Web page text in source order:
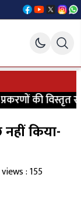
की विस्तृत
किया-
: 155